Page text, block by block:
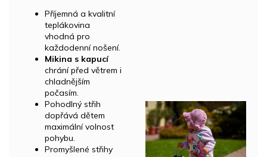
Příjemná a kvalitní
teplákovina
vhodná pro
každodenní nošení.
Mikina s kapucí
chrání před větrem i
chladnějším
počasím.
Pohodlný střih
dopřává dětem
maximální volnost
pohybu.
Promyšlené střihy